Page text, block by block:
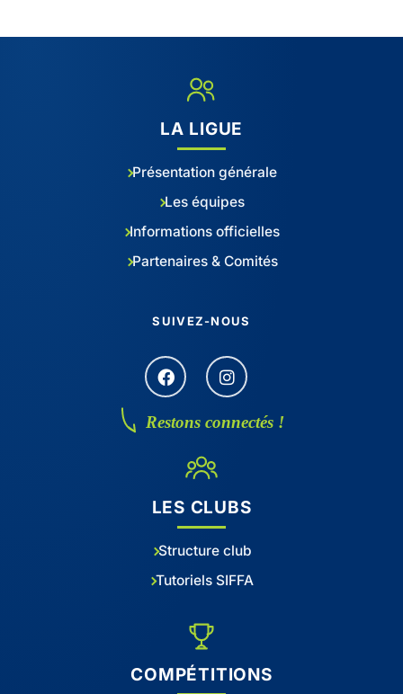
LA LIGUE
Présentation générale
Les équipes
Informations officielles
Partenaires & Comités
SUIVEZ-NOUS
Restons connectés !
LES CLUBS
Structure club
Tutoriels SIFFA
COMPÉTITIONS